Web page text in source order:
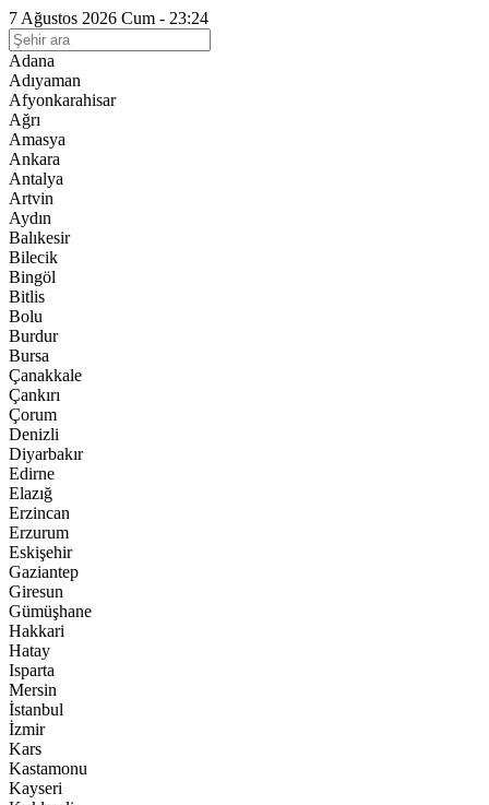
7 Ağustos 2026 Cum - 23:24
Adana
Adıyaman
Afyonkarahisar
Ağrı
Amasya
Ankara
Antalya
Artvin
Aydın
Balıkesir
Bilecik
Bingöl
Bitlis
Bolu
Burdur
Bursa
Çanakkale
Çankırı
Çorum
Denizli
Diyarbakır
Edirne
Elazığ
Erzincan
Erzurum
Eskişehir
Gaziantep
Giresun
Gümüşhane
Hakkari
Hatay
Isparta
Mersin
İstanbul
İzmir
Kars
Kastamonu
Kayseri